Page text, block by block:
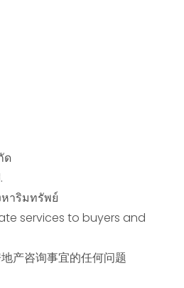
ด
าริมทรัพย์
services to buyers and
产咨询事宜的任何问题